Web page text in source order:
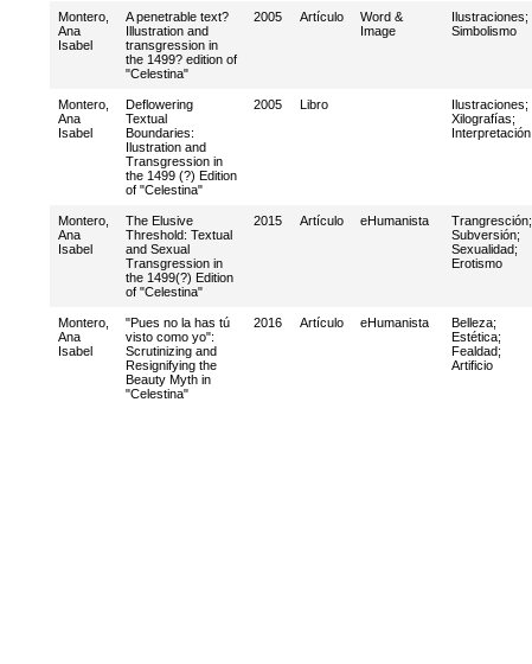
Montero,
Ana
Isabel
A penetrable text?
Illustration and
transgression in
the 1499? edition of
"Celestina"
2005 Artículo
Word &
Image
Ilustraciones;
Simbolismo
Montero,
Ana
Isabel
Deflowering
Textual
Boundaries:
Ilustration and
Transgression in
the 1499 (?) Edition
of "Celestina"
2005 Libro Ilustraciones;
Xilografías;
Interpretación
Montero,
Ana
Isabel
The Elusive
Threshold: Textual
and Sexual
Transgression in
the 1499(?) Edition
of "Celestina"
2015 Artículo eHumanista Trangresción;
Subversión;
Sexualidad;
Erotismo
Montero,
Ana
Isabel
"Pues no la has tú
visto como yo":
Scrutinizing and
Resignifying the
Beauty Myth in
"Celestina"
2016 Artículo eHumanista Belleza;
Estética;
Fealdad;
Artificio